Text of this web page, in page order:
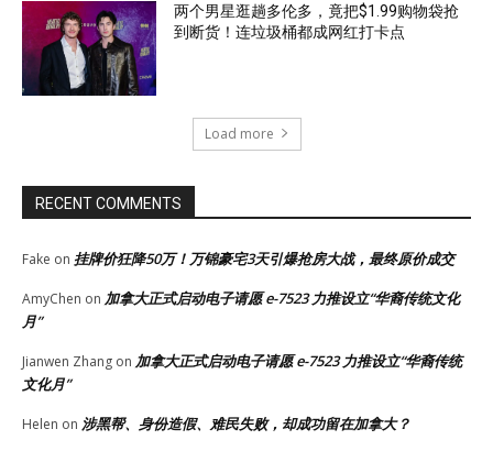
两个男星逛趟多伦多，竟把$1.99购物袋抢
到断货！连垃圾桶都成网红打卡点
Load more
RECENT COMMENTS
Fake on 挂牌价狂降50万！万锦豪宅3天引爆抢房大战，最终原价成交
AmyChen on 加拿大正式启动电子请愿 e-7523 力推设立“华裔传统文化
月”
Jianwen Zhang on 加拿大正式启动电子请愿 e-7523 力推设立“华裔传统
文化月”
Helen on 涉黑帮、身份造假、难民失败，却成功留在加拿大？